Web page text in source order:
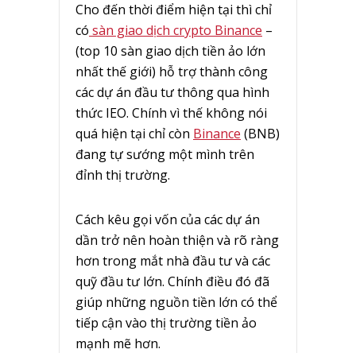
Cho đến thời điểm hiện tại thì chỉ
có sàn giao dịch crypto Binance –
(top 10 sàn giao dịch tiền ảo lớn
nhất thế giới) hỗ trợ thành công
các dự án đầu tư thông qua hình
thức IEO. Chính vì thế không nói
quá hiện tại chỉ còn Binance (BNB)
đang tự sướng một mình trên
đỉnh thị trường.
Cách kêu gọi vốn của các dự án
dần trở nên hoàn thiện và rõ ràng
hơn trong mắt nhà đầu tư và các
quỹ đầu tư lớn. Chính điều đó đã
giúp những nguồn tiền lớn có thể
tiếp cận vào thị trường tiền ảo
mạnh mẽ hơn.